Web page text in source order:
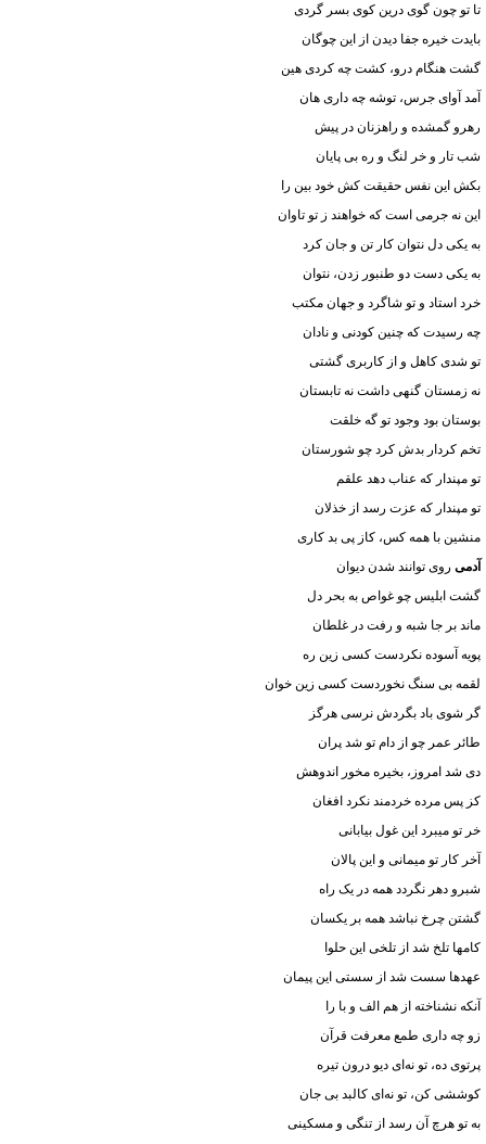
تا تو چون گوی درین کوی بسر گردی
بایدت خیره جفا دیدن از این چوگان
گشت هنگام درو، کشت چه کردی هین
آمد آوای جرس، توشه چه داری هان
رهرو گمشده و راهزنان در پیش
شب تار و خر لنگ و ره بی پایان
بکش این نفس حقیقت کش خود بین را
این نه جرمی است که خواهند ز تو تاوان
به یکی دل نتوان کار تن و جان کرد
به یکی دست دو طنبور زدن، نتوان
خرد استاد و تو شاگرد و جهان مکتب
چه رسیدت که چنین کودنی و نادان
تو شدی کاهل و از کاربری گشتی
نه زمستان گنهی داشت نه تابستان
بوستان بود وجود تو گه خلقت
تخم کردار بدش کرد چو شورستان
تو مپندار که عناب دهد علقم
تو مپندار که عزت رسد از خذلان
منشین با همه کس، کاز پی بد کاری
آدمی روی توانند شدن دیوان
گشت ابلیس چو غواص به بحر دل
ماند بر جا شبه و رفت در غلطان
پویه آسوده نکردست کسی زین ره
لقمه بی سنگ نخوردست کسی زین خوان
گر شوی باد بگردش نرسی هرگز
طائر عمر چو از دام تو شد پران
دی شد امروز، بخیره مخور اندوهش
کز پس مرده خردمند نکرد افغان
خر تو میبرد این غول بیابانی
آخر کار تو میمانی و این پالان
شبرو دهر نگردد همه در یک راه
گشتن چرخ نباشد همه بر یکسان
کامها تلخ شد از تلخی این حلوا
عهدها سست شد از سستی این پیمان
آنکه نشناخته از هم الف و با را
زو چه داری طمع معرفت قرآن
پرتوی ده، تو نه‌ای دیو درون تیره
کوششی کن، تو نه‌ای کالبد بی جان
به تو هرچ آن رسد از تنگی و مسکینی